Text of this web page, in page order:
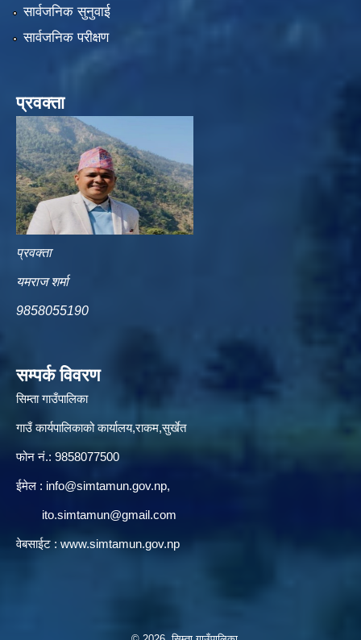
सार्वजनिक सुनुवाई
सार्वजनिक परीक्षण
प्रवक्ता
प्रवक्ता
यमराज शर्मा
9858055190
सम्पर्क विवरण
सिम्ता गाउँपालिका
गाउँ कार्यपालिकाको कार्यालय,राकम,सुर्खेत
फोन नं.: 9858077500
ईमेल‌ : info@simtamun.gov.np,
ito.simtamun@gmail.com
वेबसाईट : www.simtamun.gov.np